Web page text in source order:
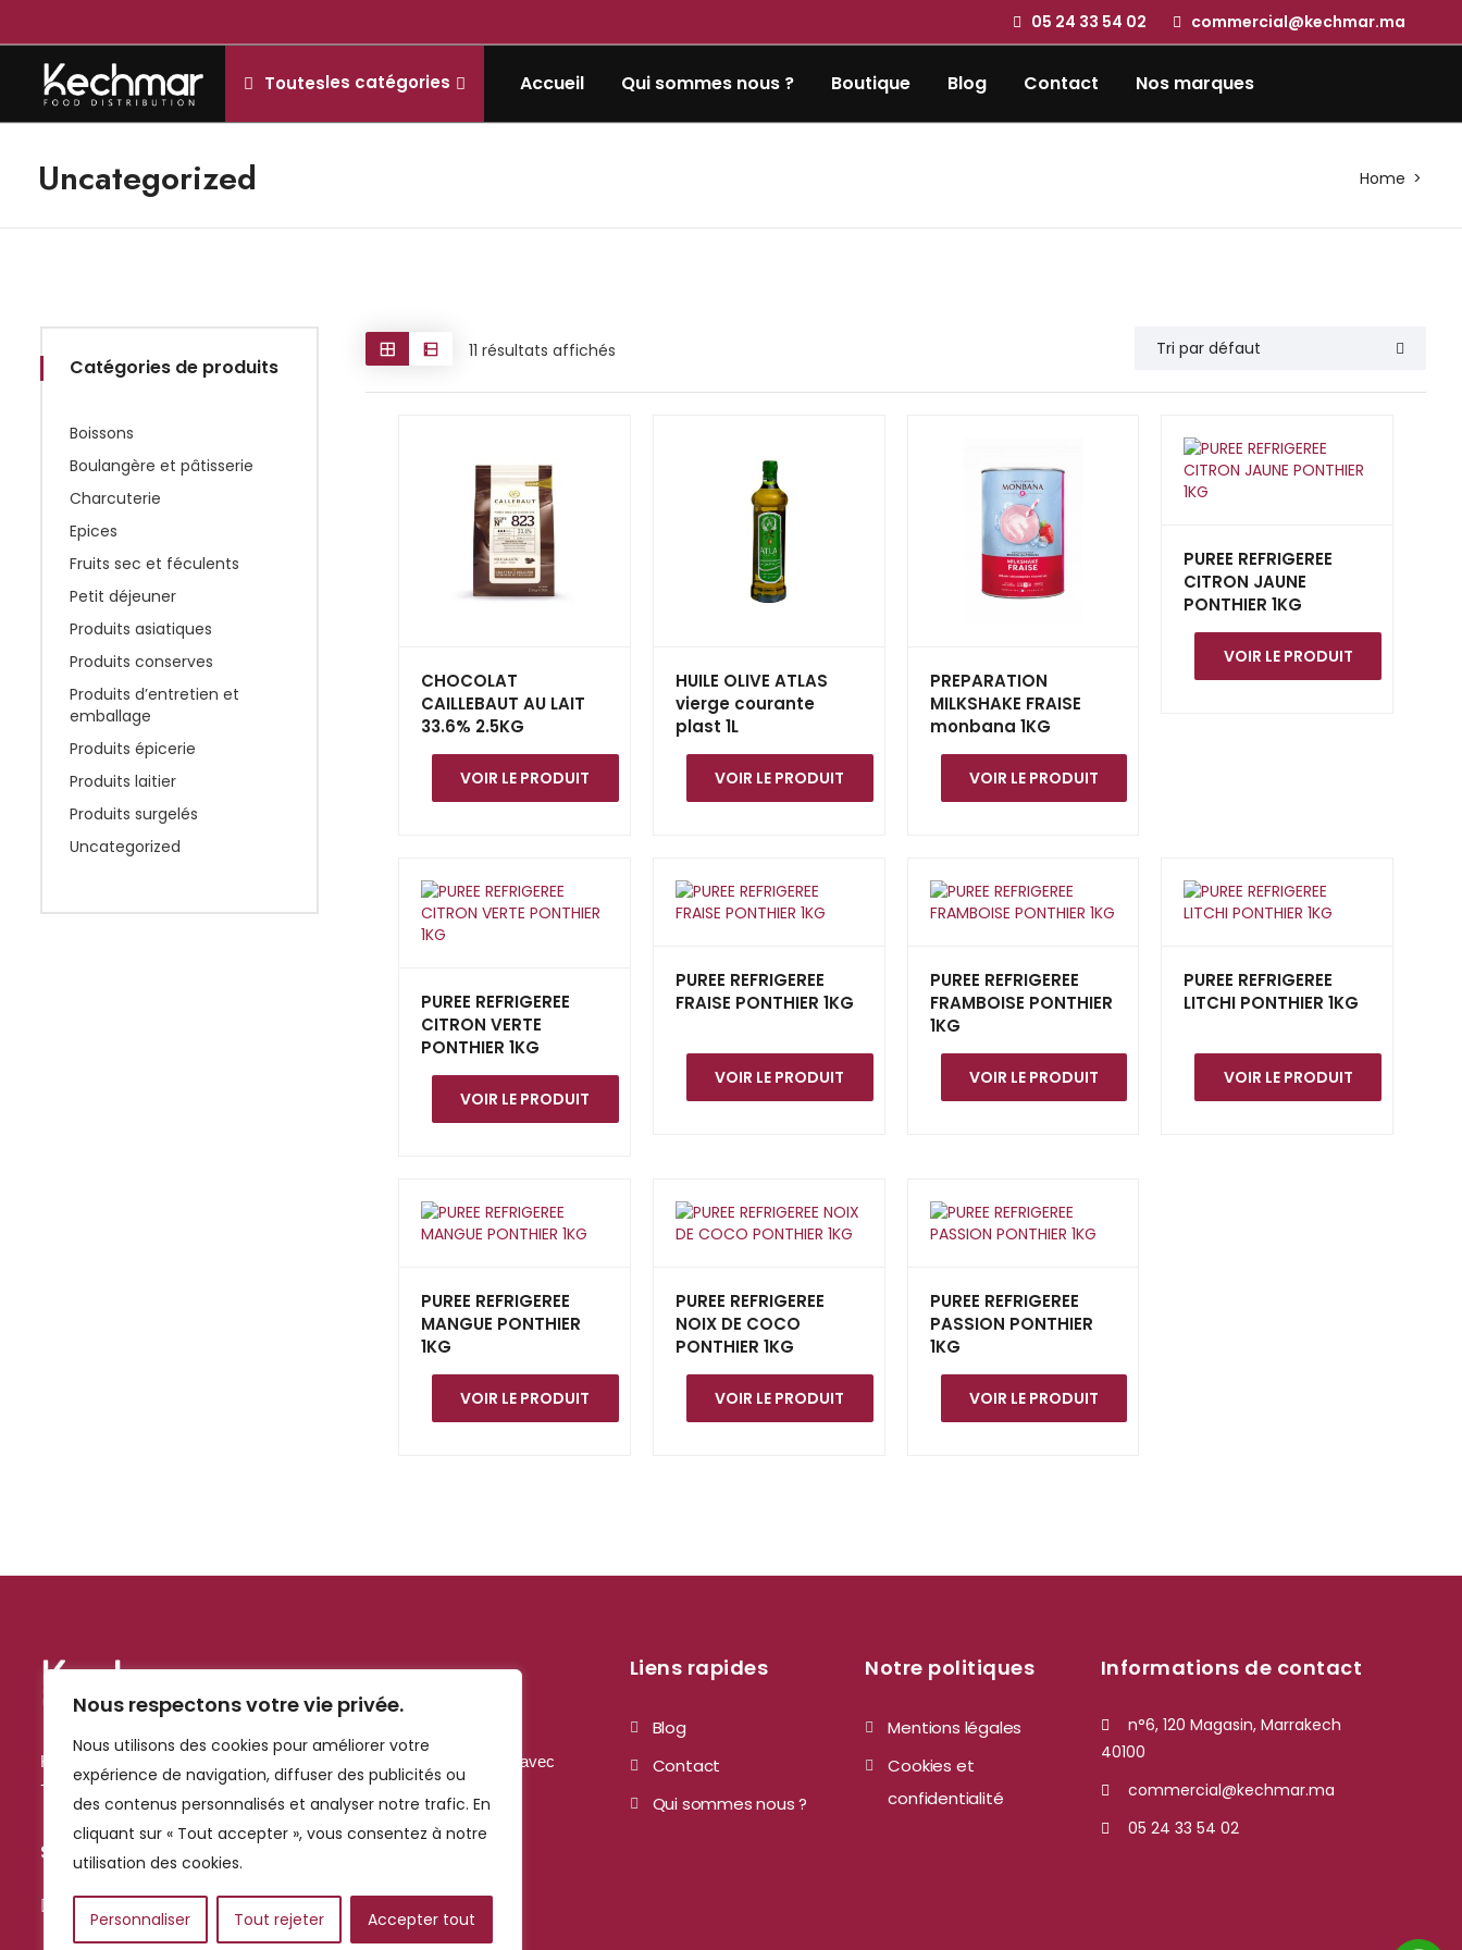
Nous respectons votre vie privée.
Nous utilisons des cookies pour améliorer votre
expérience de navigation, diffuser des publicités ou
des contenus personnalisés et analyser notre trafic. En
cliquant sur « Tout accepter », vous consentez à notre
utilisation des cookies.
Personnaliser Tout rejeter Accepter tout
05 24 33 54 02 commercial@kechmar.ma
Toutesles catégories Accueil Qui sommes nous ? Boutique Blog Contact Nos marques
Uncategorized Home
Catégories de produits
Boissons
Boulangère et pâtisserie
Charcuterie
Epices
Fruits sec et féculents
Petit déjeuner
Produits asiatiques
Produits conserves
Produits d’entretien et
emballage
Produits épicerie
Produits laitier
Produits surgelés
Uncategorized
11 résultats affichés
CHOCOLAT
CAILLEBAUT AU LAIT
33.6% 2.5KG
VOIR LE PRODUIT
HUILE OLIVE ATLAS
vierge courante
plast 1L
VOIR LE PRODUIT
PREPARATION
MILKSHAKE FRAISE
monbana 1KG
VOIR LE PRODUIT
PUREE REFRIGEREE
CITRON JAUNE
PONTHIER 1KG
VOIR LE PRODUIT
PUREE REFRIGEREE
CITRON VERTE
PONTHIER 1KG
VOIR LE PRODUIT
PUREE REFRIGEREE
FRAISE PONTHIER 1KG
VOIR LE PRODUIT
PUREE REFRIGEREE
FRAMBOISE PONTHIER
1KG
VOIR LE PRODUIT
PUREE REFRIGEREE
LITCHI PONTHIER 1KG
VOIR LE PRODUIT
PUREE REFRIGEREE
MANGUE PONTHIER
1KG
VOIR LE PRODUIT
PUREE REFRIGEREE
NOIX DE COCO
PONTHIER 1KG
VOIR LE PRODUIT
PUREE REFRIGEREE
PASSION PONTHIER
1KG
VOIR LE PRODUIT
Kechmar, grossiste alimentaire à Marrakech, livre les pros du CHR avec
+1000 références : frais, sec, surgelé et hygiène.
Suivez-nous
Liens rapides
Blog
Contact
Qui sommes nous ?
Notre politiques
Mentions légales
Cookies et
confidentialité
Informations de contact
n°6, 120 Magasin, Marrakech
40100
commercial@kechmar.ma
05 24 33 54 02